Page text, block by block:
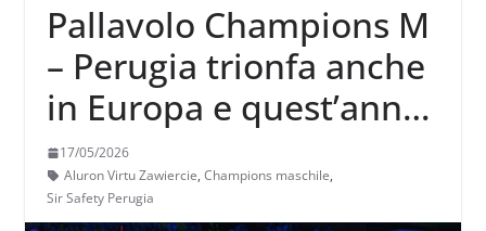
Pallavolo Champions M
– Perugia trionfa anche
in Europa e quest’anno
è campione di tutto
17/05/2026
Aluron Virtu Zawiercie, Champions maschile,
Sir Safety Perugia